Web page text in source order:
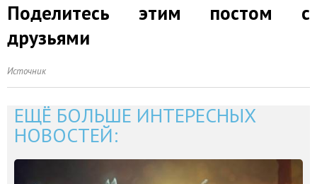
Поделитесь этим постом с
друзьями
Источник
ЕЩЁ БОЛЬШЕ ИНТЕРЕСНЫХ
НОВОСТЕЙ: